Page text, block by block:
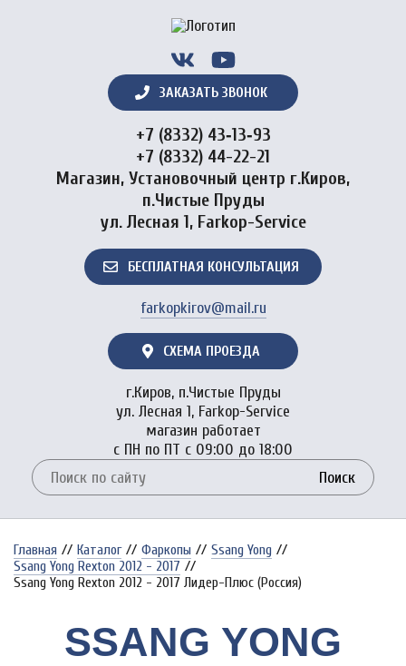
ЗАКАЗАТЬ ЗВОНОК
+7 (8332) 43‑13‑93
+7 (8332) 44-22-21
Магазин, Установочный центр г.Киров,
п.Чистые Пруды
ул. Лесная 1, Farkop-Service
БЕСПЛАТНАЯ КОНСУЛЬТАЦИЯ
farkopkirov@mail.ru
СХЕМА ПРОЕЗДА
г.Киров, п.Чистые Пруды
ул. Лесная 1, Farkop-Service
магазин работает
с ПН по ПТ с 09:00 до 18:00
Поиск
Главная // Каталог // Фаркопы // Ssang Yong //
Ssang Yong Rexton 2012 - 2017 //
Ssang Yong Rexton 2012 - 2017 Лидер-Плюс (Россия)
SSANG YONG